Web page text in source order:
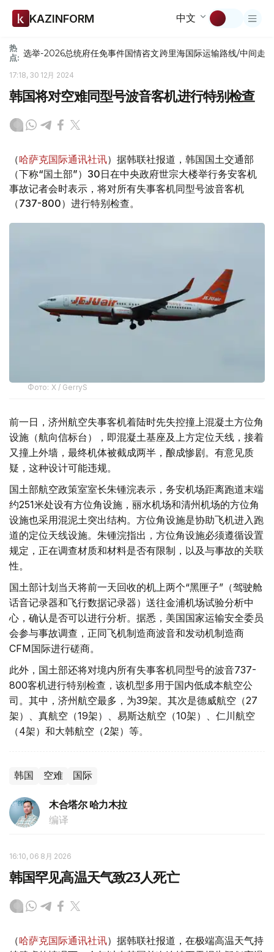
KAZINFORM 中文
热
点: 选举-2026总统府任免事件国情咨文跨里海国际运输路线/中间走廊
17:18, 30 12月 2024
韩国将对空难同型号波音客机进行特别检查
（哈萨克国际通讯社讯）据韩联社报道，韩国国土交通部
（下称“国土部”）30日在中央政府世宗大楼举行务安客机
事故记者会时表示，将对所有失事客机同型号波音客机
（737-800）进行特别检查。
Фото: X / GerryS
前一日，济州航空失事客机着陆时先失控撞上混凝土方位角
设施（航向信标台），即混凝土基座及上方定位天线，接着
又撞上外墙，最终机体被截成两半，酿成惨剧。有意见质
疑，这种设计可能违规。
国土部航空政策室室长朱锺浣表示，务安机场距离跑道末端
约251米处设有方位角设施，丽水机场和清州机场的方位角
设施也采用混泥土突出结构。方位角设施是协助飞机进入跑
道的定位天线设施。朱锺浣指出，方位角设施必须遵循设置
规定，正在调查材质和材料是否有限制，以及与事故的关联
性。
国土部计划当天将前一天回收的机上两个“黑匣子”（驾驶舱
话音记录器和飞行数据记录器）送往金浦机场试验分析中
心，确认是否可以进行分析。据悉，美国国家运输安全委员
会参与事故调查，正同飞机制造商波音和发动机制造商
CFM国际进行磋商。
此外，国土部还将对境内所有失事客机同型号的波音737-
800客机进行特别检查，该机型多用于国内低成本航空公
司。其中，济州航空最多，为39架。其次是德威航空（27
架）、真航空（19架）、易斯达航空（10架）、仁川航空
（4架）和大韩航空（2架）等。
韩国 空难 国际
木合塔尔 哈力木拉
编译
16:10, 06 8月 2026
韩国罕见高温天气致23人死亡
（哈萨克国际通讯社讯）据韩联社报道，在极端高温天气持